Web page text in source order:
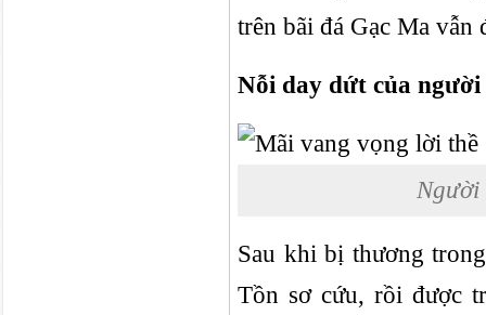
trên bãi đá Gạc Ma vẫn
Nỗi day dứt của
Người
Sau khi bị thương
Tồn sơ cứu, rồi được